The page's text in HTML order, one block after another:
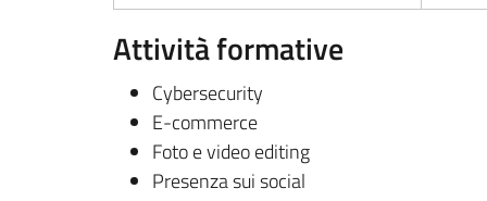
Attività formative
Cybersecurity
E-commerce
Foto e video editing
Presenza sui social